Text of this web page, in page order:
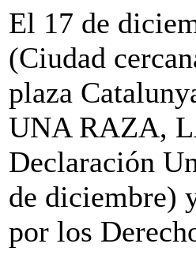
El 17 de
(Ciudad
plaza
UNA RAZA,
Declaración
de diciembre)
por los